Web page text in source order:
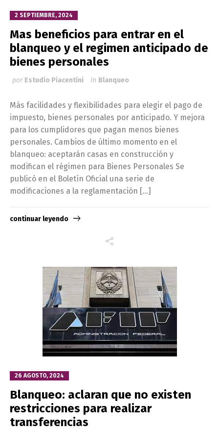
2 SEPTIEMBRE, 2024
Mas beneficios para entrar en el
blanqueo y el regimen anticipado de
bienes personales
por Estudio Piacentini in Blanqueo
Más facilidades y flexibilidades para elegir el pago de
impuesto, bienes personales por anticipado. Y mejora
para los cumplidores que pagan menos bienes
personales. Cambios de último momento en el
blanqueo: aceptarán casas en construcción y
modifican el régimen para Bienes Personales Se
publicó en el Boletín Oficial una serie de
modificaciones a la reglamentación […]
continuar leyendo
26 AGOSTO, 2024
Blanqueo: aclaran que no existen
restricciones para realizar
transferencias